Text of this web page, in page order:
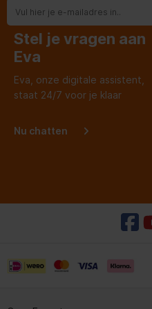
Stel je vragen aan
Eva
Eva, onze digitale assistent,
staat 24/7 voor je klaar
Nu chatten